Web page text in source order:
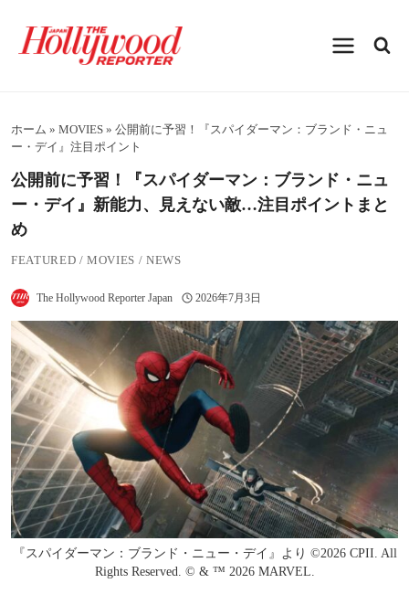
プホーム » MOVIES » 公開前に予習！『スパイダーマン：ブランド・ニュ
ー・デイ』注目ポイント
公開前に予習！『スパイダーマン：ブランド・ニュ
ー・デイ』新能力、見えない敵…注目ポイントまと
め
FEATURED /MOVIES /NEWS
The Hollywood Reporter Japan 2026年7月3日
『スパイダーマン：ブランド・ニュー・デイ』より ©2026 CPII. All
Rights Reserved. © & ™ 2026 MARVEL.